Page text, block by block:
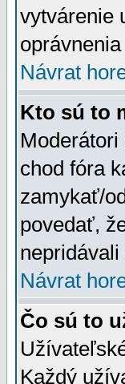
vytvárenie
Návrat
Kto sú to
chod fóra
zamykať/
povedať,
Návrat
Čo sú to
Každý